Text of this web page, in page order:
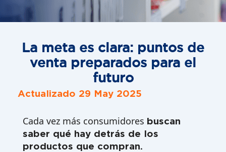
La meta es clara: puntos de
venta preparados para el
futuro
Actualizado 29 May 2025
Cada vez más consumidores buscan
saber qué hay detrás de los
productos que compran.